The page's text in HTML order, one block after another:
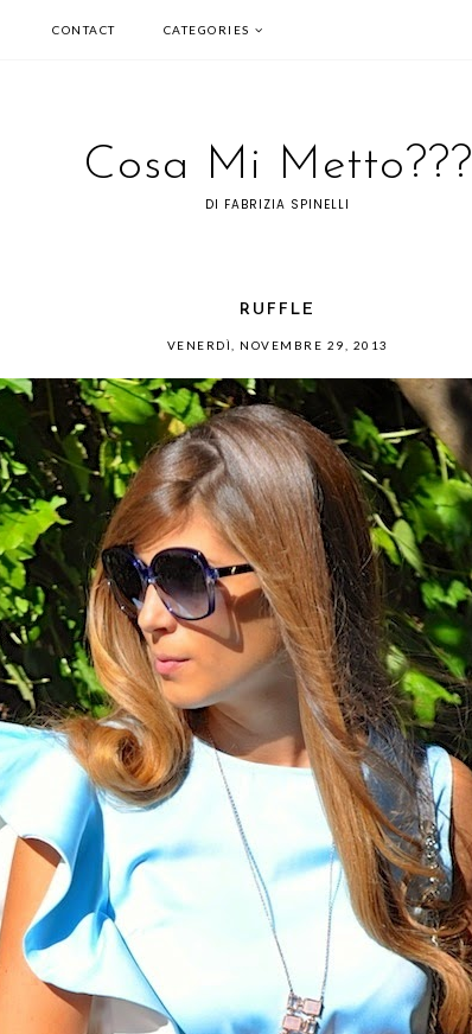
CONTACT CATEGORIES
Cosa Mi Metto???
DI FABRIZIA SPINELLI
RUFFLE
VENERDÌ, NOVEMBRE 29, 2013